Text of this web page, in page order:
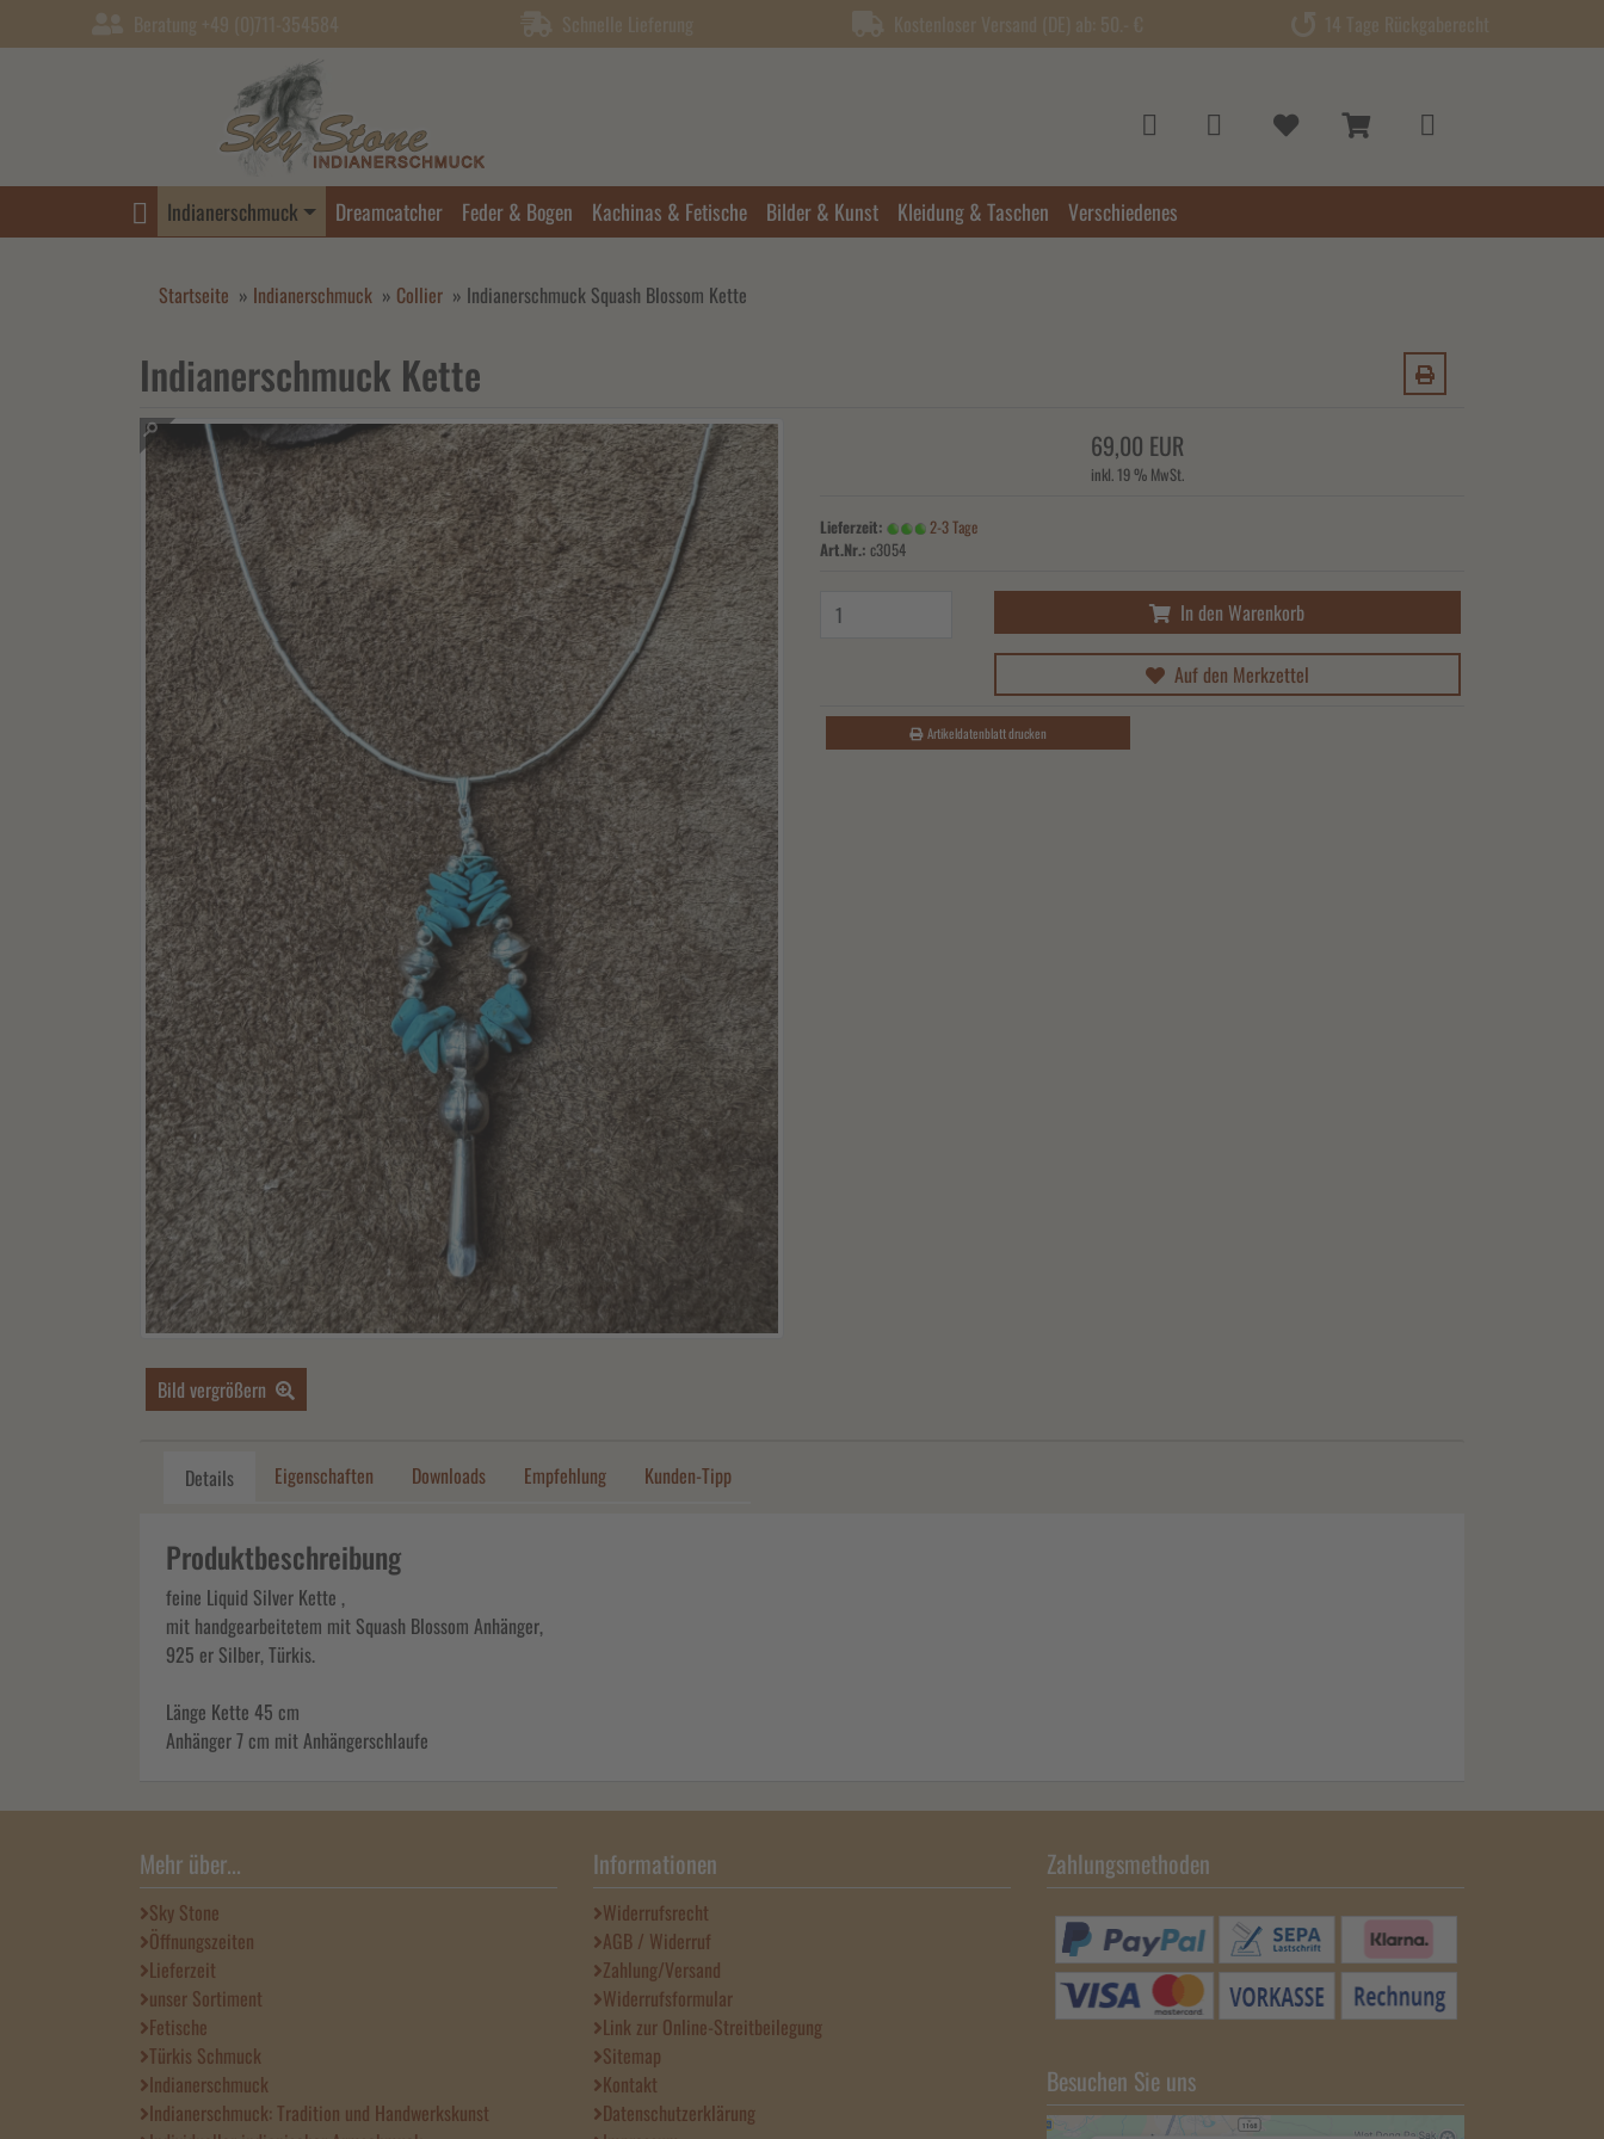
Indianerschmuck Dreamcatcher Feder & Bogen Kachinas & Fetische Bilder & Kunst Kleidung & Taschen Verschiedenes
Startseite » Indianerschmuck » Collier » Indianerschmuck Squash Blossom Kette
Indianerschmuck Kette
Bild vergrößern
69,00 EUR
inkl. 19 % MwSt.
Lieferzeit:
2-3 Tage
Art.Nr.: c3054
In den Warenkorb
Auf den Merkzettel
Artikeldatenblatt drucken
Details Eigenschaften Downloads Empfehlung Kunden-Tipp
Produktbeschreibung
feine Liquid Silver Kette ,
mit handgearbeitetem mit Squash Blossom Anhänger,
925 er Silber, Türkis.
Länge Kette 45 cm
Anhänger 7 cm mit Anhängerschlaufe
Mehr über...
Sky Stone
Öffnungszeiten
Lieferzeit
unser Sortiment
Fetische
Türkis Schmuck
Indianerschmuck
Indianerschmuck: Tradition und Handwerkskunst
Informationen
Widerrufsrecht
AGB / Widerruf
Zahlung/Versand
Widerrufsformular
Link zur Online-Streitbeilegung
Sitemap
Kontakt
Datenschutzerklärung
Zahlungsmethoden
Besuchen Sie uns